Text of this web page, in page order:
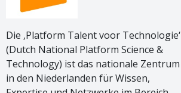
Die ‚Platform Talent voor Technologie‘
(Dutch National Platform Science &
Technology) ist das nationale Zentrum
in den Niederlanden für Wissen,